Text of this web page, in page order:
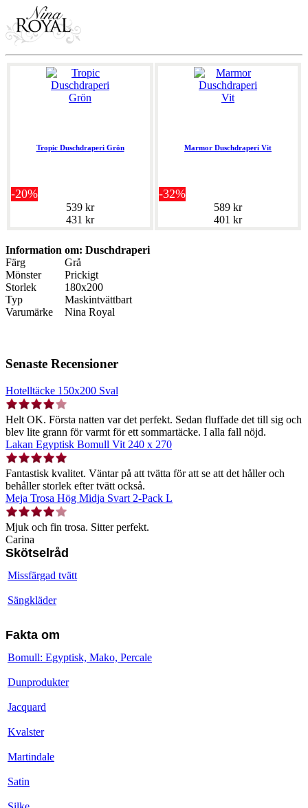
Tropic Duschdraperi Grön
-20%
539 kr
431 kr
Marmor Duschdraperi Vit
-32%
589 kr
401 kr
Information om: Duschdraperi
Färg
Grå
Mönster
Prickigt
Storlek
180x200
Typ
Maskintvättbart
Varumärke
Nina Royal
Senaste Recensioner
Hotelltäcke 150x200 Sval
Helt OK. Första natten var det perfekt. Sedan fluffade det till sig och
blev lite grann för varmt för ett sommartäcke. I alla fall nöjd.
Lakan Egyptisk Bomull Vit 240 x 270
Fantastisk kvalitet. Väntar på att tvätta för att se att det håller och
behåller storlek efter tvätt också.
Meja Trosa Hög Midja Svart 2-Pack L
Mjuk och fin trosa. Sitter perfekt.
Carina
Skötselråd
Missfärgad tvätt
Sängkläder
Fakta om
Bomull: Egyptisk, Mako, Percale
Dunprodukter
Jacquard
Kvalster
Martindale
Satin